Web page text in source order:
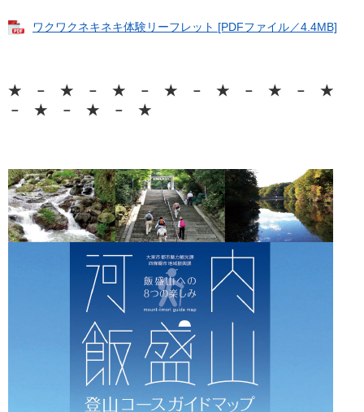
ワクワクネキネキ体験リーフレット [PDFファイル／4.4MB]
★ － ★ － ★ － ★ － ★ － ★ － ★
－ ★ － ★ － ★